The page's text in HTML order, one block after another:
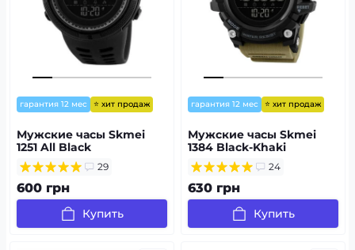
гарантия 12 мес ⭐ хит продаж
Мужские часы Skmei
1251 All Black
29
600 грн
Купить
гарантия 12 мес ⭐ хит продаж
Мужские часы Skmei
1384 Black-Khaki
Wrisband
24
630 грн
Купить